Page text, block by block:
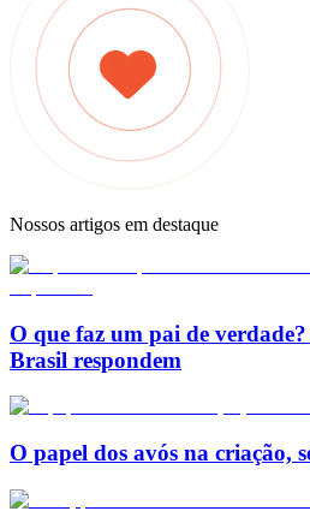
Nossos artigos em destaque
O que faz um pai de
Brasil respondem
O papel dos avós na criação,